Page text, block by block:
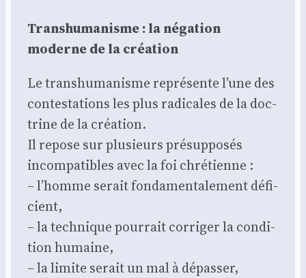
Trans­hu­ma­nisme : la néga­tion
moderne de la créa­tion
Le trans­hu­ma­nisme repré­sente l’une des
contes­ta­tions les plus radi­cales de la doc­
trine de la créa­tion.
Il repose sur plu­sieurs pré­sup­po­sés
incom­pa­tibles avec la foi chré­tienne :
– l’homme serait fon­da­men­ta­le­ment défi­
cient,
– la tech­nique pour­rait cor­ri­ger la condi­
tion humaine,
– la limite serait un mal à dépas­ser,